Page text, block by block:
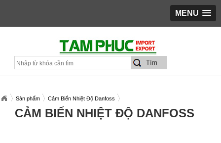
MENU
Sản phẩm Cảm Biến Nhiệt Độ Danfoss
CẢM BIẾN NHIỆT ĐỘ DANFOSS